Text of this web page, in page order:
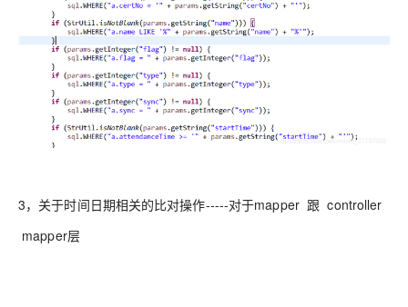
3，关于时间日期相关的比对操作-----对于mapper 跟 controller
mapper层